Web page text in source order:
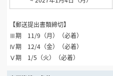
【郵送提出書類締切】
Ⅲ期 11/9（月）（必着）
Ⅳ期 12/4（金）（必着）
Ⅴ期 1/5（火）（必着）